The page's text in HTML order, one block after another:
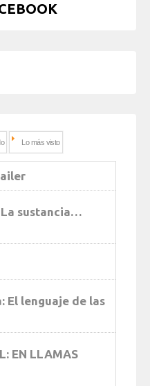
Lo más visto
La sustancia…
El lenguaje de las
EN LLAMAS